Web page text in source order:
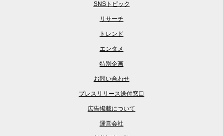
SNSトピック
リサーチ
トレンド
エンタメ
特別企画
お問い合わせ
プレスリリース送付窓口
広告掲載について
運営会社